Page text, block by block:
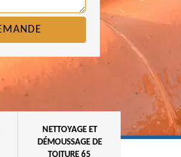
NETTOYAGE ET
DÉMOUSSAGE DE
TOITURE 65